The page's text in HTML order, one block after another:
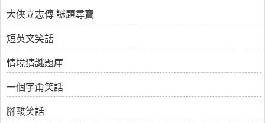
大俠立志傳 謎題尋寶
短英文笑話
情境猜謎題庫
一個字甭笑話
腳酸笑話